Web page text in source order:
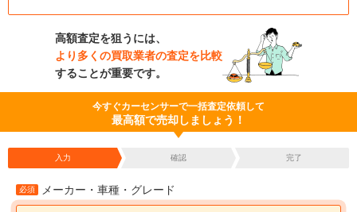
高額査定を狙うには、
より多くの買取業者の査定を比較
することが重要です。
今すぐカーセンサーで一括査定依頼して
最高額で売却しましょう！
入力 確認 完了
必須 メーカー・車種・グレード